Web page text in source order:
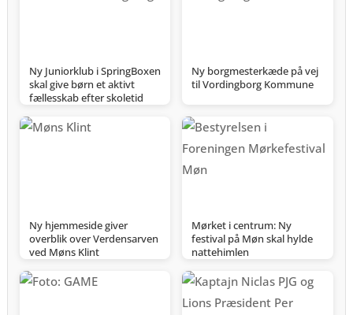
Ny Juniorklub i SpringBoxen
skal give børn et aktivt
fællesskab efter skoletid
Ny borgmesterkæde på vej
til Vordingborg Kommune
Ny hjemmeside giver
overblik over Verdensarven
ved Møns Klint
Mørket i centrum: Ny
festival på Møn skal hylde
nattehimlen